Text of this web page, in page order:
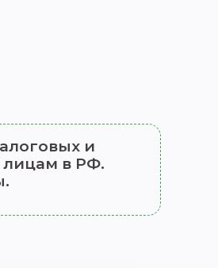
и
лицам в РФ.